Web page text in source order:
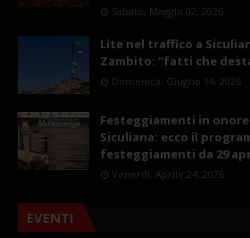
Sabato, Maggio 02, 2026
Lite nel traffico a
Zambito: “fatti che
Domenica, Giugno 14, 2026
Festeggiamenti in onore
Siculiana: ecco il
festeggiamenti da 29
Venerdì, Aprile 24, 2026
EVENTI